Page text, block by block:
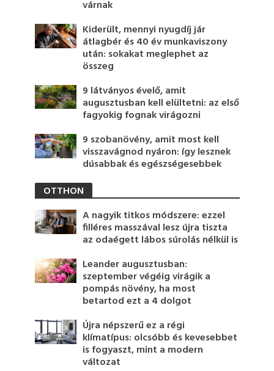
várnak
Kiderült, mennyi nyugdíj jár
átlagbér és 40 év munkaviszony
után: sokakat meglephet az
összeg
9 látványos évelő, amit
augusztusban kell elültetni: az első
fagyokig fognak virágozni
9 szobanövény, amit most kell
visszavágnod nyáron: így lesznek
dúsabbak és egészségesebbek
OTTHON
A nagyik titkos módszere: ezzel
filléres masszával lesz újra tiszta
az odaégett lábos súrolás nélkül is
Leander augusztusban:
szeptember végéig virágik a
pompás növény, ha most
betartod ezt a 4 dolgot
Újra népszerű ez a régi
klímatípus: olcsóbb és kevesebbet
is fogyaszt, mint a modern
változat